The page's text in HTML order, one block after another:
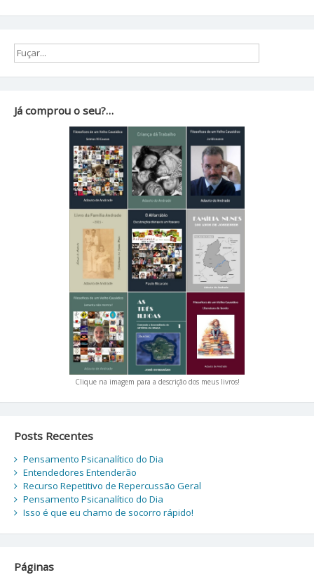
Já comprou o seu?…
Clique na imagem para a descrição dos meus livros!
Posts Recentes
Pensamento Psicanalítico do Dia
Entendedores Entenderão
Recurso Repetitivo de Repercussão Geral
Pensamento Psicanalítico do Dia
Isso é que eu chamo de socorro rápido!
Páginas